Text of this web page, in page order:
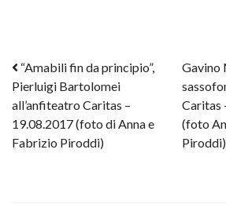
Post navigation
“Amabili fin da principio”,
Pierluigi Bartolomei
all’anfiteatro Caritas –
19.08.2017 (foto di Anna e
Fabrizio Piroddi)
Gavino
Caritas
(foto